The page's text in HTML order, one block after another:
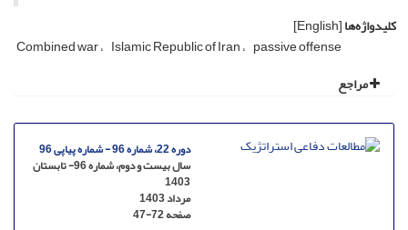
کلیدواژه‌ها[English]
Combined war Islamic Republic of Iran passive offense
مراجع
دوره 22، شماره 96 - شماره پیاپی 96
سال بیست و دوم، شماره 96- تابستان
1403
مرداد 1403
صفحه47-72